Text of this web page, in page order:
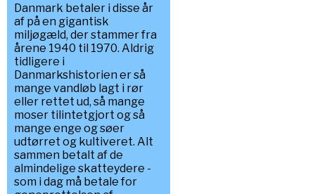
Danmark betaler i disse år
af på en gigantisk
miljøgæld, der stammer fra
årene 1940 til 1970. Aldrig
tidligere i
Danmarkshistorien er så
mange vandløb lagt i rør
eller rettet ud, så mange
moser tilintetgjort og så
mange enge og søer
udtørret og kultiveret. Alt
sammen betalt af de
almindelige skatteydere -
som i dag må betale for